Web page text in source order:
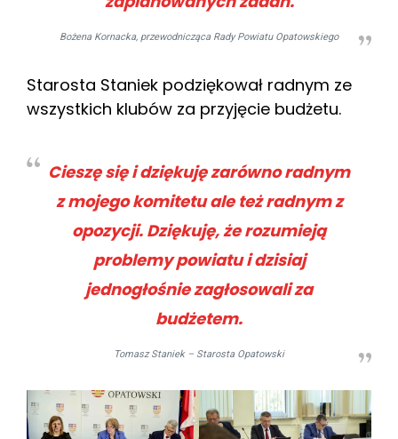
Bożena Kornacka, przewodnicząca Rady Powiatu Opatowskiego
Starosta Staniek podziękował radnym ze
wszystkich klubów za przyjęcie budżetu.
Cieszę się i dziękuję zarówno radnym
z mojego komitetu ale też radnym z
opozycji. Dziękuję, że rozumieją
problemy powiatu i dzisiaj
jednogłośnie zagłosowali za
budżetem.
Tomasz Staniek– Starosta Opatowski